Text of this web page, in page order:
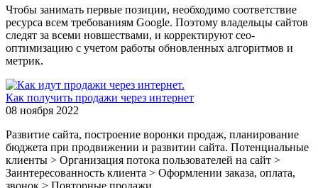
Чтобы занимать первые позиции, необходимо соответствие
ресурса всем требованиям Google. Поэтому владельцы сайтов
следят за всеми новшествами, и корректируют сео-
оптимизацию с учетом работы обновленных алгоритмов и
метрик.
Как получить продажи через интернет
08 ноября 2022
Развитие сайта, построение воронки продаж, планирование
бюджета при продвижении и развитии сайта. Потенциальные
клиенты > Организация потока пользователей на сайт >
Заинтересованность клиента > Оформлении заказа, оплата,
звонок > Повторные продажи